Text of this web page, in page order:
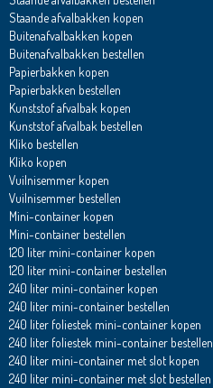
Staande afvalbakken kopen
Buitenafvalbakken kopen
Buitenafvalbakken bestellen
Papierbakken kopen
Papierbakken bestellen
Kunststof afvalbak kopen
Kunststof afvalbak bestellen
Kliko bestellen
Kliko kopen
Vuilnisemmer kopen
Vuilnisemmer bestellen
Mini-container kopen
Mini-container bestellen
120 liter mini-container kopen
120 liter mini-container bestellen
240 liter mini-container kopen
240 liter mini-container bestellen
240 liter foliestek mini-container kopen
240 liter foliestek mini-container bestellen
240 liter mini-container met slot kopen
240 liter mini-container met slot bestellen